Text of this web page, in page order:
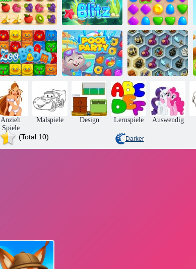
Saftiger
Armaturenbrett
Aqua Blitz Match -Arena
Zoo Boom Pool Party Spiel
Schätze des
mystischen
Meeres
Anzieh
Spiele
Malspiele Design Lernspiele Auswendig
(Total 10) Darker